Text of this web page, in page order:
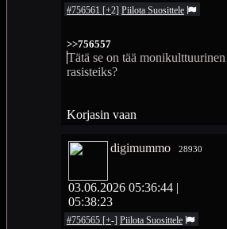
#756561 [+2] Piilota Suosittele
>>756557
Tätä se on tää
rasisteiks?
Korjasin vaan
digimummo 28930
03.06.2026 05:36:44 |
05:38:23
#756565 [+-] Piilota Suosittele